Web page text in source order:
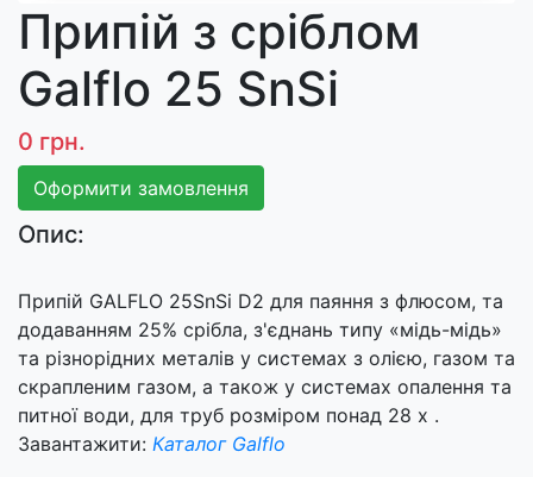
Припій з сріблом
Galflo 25 SnSi
0 грн.
Оформити замовлення
Опис:
Припій GALFLO 25SnSi D2 для паяння з флюсом, та
додаванням 25% срібла, з'єднань типу «мідь-мідь»
та різнорідних металів у системах з олією, газом та
скрапленим газом, а також у системах опалення та
питної води, для труб розміром понад 28 х .
Завантажити: Каталог Galflo